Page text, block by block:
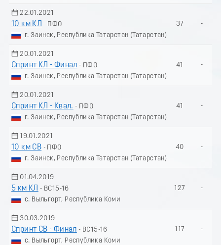
22.01.2021
10 км КЛ
- ПФО
г. Заинск, Республика Татарстан (Татарстан)
37 -
20.01.2021
Спринт КЛ - Финал - ПФО
г. Заинск, Республика Татарстан (Татарстан)
41 -
20.01.2021
Спринт КЛ - Квал. - ПФО
г. Заинск, Республика Татарстан (Татарстан)
41 -
19.01.2021
10 км СВ - ПФО
г. Заинск, Республика Татарстан (Татарстан)
40 -
01.04.2019
5 км КЛ
- ВС15-16
с. Выльгорт, Республика Коми
127 -
30.03.2019
Спринт СВ - Финал - ВС15-16
с. Выльгорт, Республика Коми
117 -